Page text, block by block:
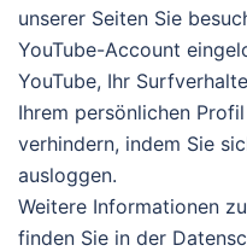
unserer Seiten Sie
YouTube-Account
YouTube, Ihr
Ihrem persönlichen
verhindern, indem Sie
ausloggen.
Weitere Informationen
finden Sie in der